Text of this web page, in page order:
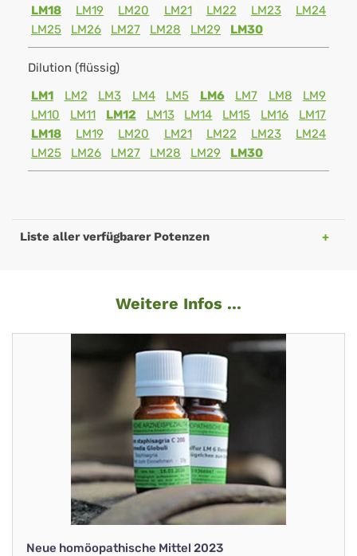
LM18 LM19 LM20 LM21 LM22 LM23
LM24
LM25
LM26 LM27 LM28 LM29 LM30
Dilution (flüssig)
LM1
LM2 LM3 LM4 LM5 LM6 LM7 LM8
LM9
LM10
LM11 LM12 LM13 LM14 LM15 LM16
LM17
LM18
LM19 LM20 LM21 LM22 LM23
LM24
LM25
LM26 LM27 LM28 LM29 LM30
Liste aller verfügbarer Potenzen
Weitere Infos ...
Neue homöopathische Mittel 2023